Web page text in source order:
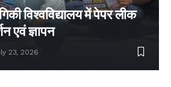
विश्वविद्यालय में पेपर लीक
एवं ज्ञापन
23, 2026